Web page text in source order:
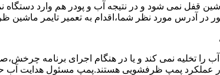
قفل نمی شود و در نتیجه آب و پودر هم وارد دستگاه
در آدرس مورد نظر شما،اقدام به تعمیر تایمر ماشین
تخلیه نمی کند و یا در هنگام اجرای برنامه
در عملکرد پمپ ظرفشویی هستند.پمپ مسئول هدایت